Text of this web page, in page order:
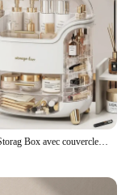
Cosmet Storag Box avec couvercle, grande commode de luxe, organisateur de maquillage, tampons de coton anti-poussière, bijoux, évaluation